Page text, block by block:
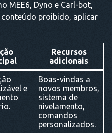
MEE6, Dyno e Carl-bot,
proibido, aplicar
Recursos
adicionais
e
Boas-vindas a
novos membros,
sistema de
nivelamento,
comandos
personalizados.